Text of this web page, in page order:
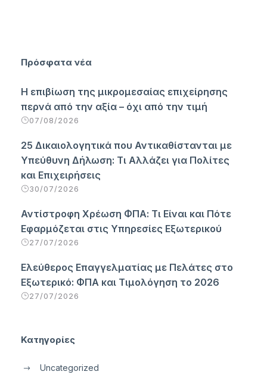
Πρόσφατα νέα
Η επιβίωση της μικρομεσαίας επιχείρησης
περνά από την αξία – όχι από την τιμή
07/08/2026
25 Δικαιολογητικά που Αντικαθίστανται με
Υπεύθυνη Δήλωση: Τι Αλλάζει για Πολίτες
και Επιχειρήσεις
30/07/2026
Αντίστροφη Χρέωση ΦΠΑ: Τι Είναι και Πότε
Εφαρμόζεται στις Υπηρεσίες Εξωτερικού
27/07/2026
Ελεύθερος Επαγγελματίας με Πελάτες στο
Εξωτερικό: ΦΠΑ και Τιμολόγηση το 2026
27/07/2026
Κατηγορίες
Uncategorized